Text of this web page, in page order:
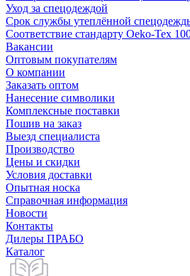
Уход за спецодеждой
Срок службы утеплённой
Соответствие стандарту Oeko-Tex
Вакансии
Оптовым покупателям
О компании
Заказать оптом
Нанесение символики
Комплексные поставки
Пошив на заказ
Выезд специалиста
Производство
Цены и скидки
Условия доставки
Опытная носка
Справочная информация
Новости
Контакты
Дилеры ПРАБО
Каталог